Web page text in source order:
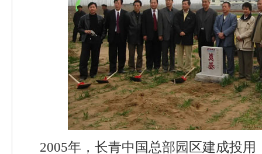
2005年，长青中国总部园区建成投